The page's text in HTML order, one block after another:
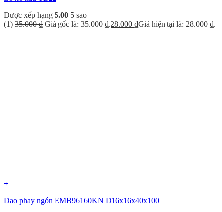
Được xếp hạng 5.00 5 sao
(1) 35.000₫ Giá gốc là: 35.000 ₫.28.000 ₫Giá hiện tại là: 28.000 ₫.
+
Dao phay ngón EMB96160KN D16x16x40x100